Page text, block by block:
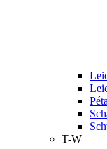
T-W